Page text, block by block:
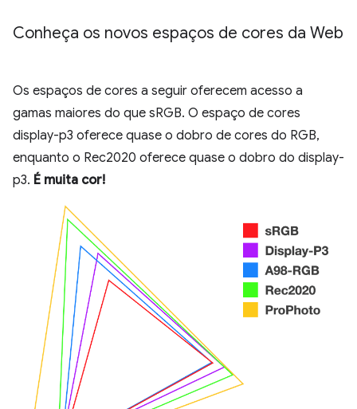
Conheça os novos espaços de cores da Web
Os espaços de cores a seguir oferecem acesso a
gamas maiores do que sRGB. O espaço de cores
display-p3 oferece quase o dobro de cores do RGB,
enquanto o Rec2020 oferece quase o dobro do display-
p3. É muita cor!